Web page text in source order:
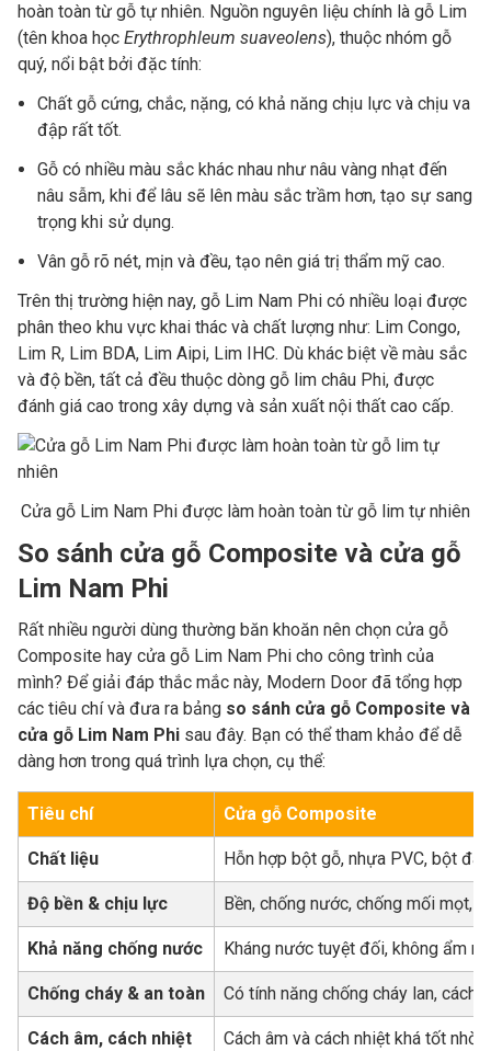
hoàn toàn từ gỗ tự nhiên. Nguồn nguyên liệu chính là gỗ Lim
(tên khoa học Erythrophleum suaveolens), thuộc nhóm gỗ
quý, nổi bật bởi đặc tính:
Chất gỗ cứng, chắc, nặng, có khả năng chịu lực và chịu va
đập rất tốt.
Gỗ có nhiều màu sắc khác nhau như nâu vàng nhạt đến
nâu sẫm, khi để lâu sẽ lên màu sắc trầm hơn, tạo sự sang
trọng khi sử dụng.
Vân gỗ rõ nét, mịn và đều, tạo nên giá trị thẩm mỹ cao.
Trên thị trường hiện nay, gỗ Lim Nam Phi có nhiều loại được
phân theo khu vực khai thác và chất lượng như: Lim Congo,
Lim R, Lim BDA, Lim Aipi, Lim IHC. Dù khác biệt về màu sắc
và độ bền, tất cả đều thuộc dòng gỗ lim châu Phi, được
đánh giá cao trong xây dựng và sản xuất nội thất cao cấp.
Cửa gỗ Lim Nam Phi được làm hoàn toàn từ gỗ lim tự nhiên
So sánh cửa gỗ Composite và cửa gỗ
Lim Nam Phi
Rất nhiều người dùng thường băn khoăn nên chọn cửa gỗ
Composite hay cửa gỗ Lim Nam Phi cho công trình của
mình? Để giải đáp thắc mắc này, Modern Door đã tổng hợp
các tiêu chí và đưa ra bảng so sánh cửa gỗ Composite và
cửa gỗ Lim Nam Phi sau đây. Bạn có thể tham khảo để dễ
dàng hơn trong quá trình lựa chọn, cụ thể:
Tiêu chí Cửa gỗ Composite
Chất liệu Hỗn hợp bột gỗ, nhựa PVC, bột
Độ bền & chịu lực Bền, chống nước, chống mối mọt,
Khả năng chống nước Kháng nước tuyệt đối, không ẩm
Chống cháy & an toàn Có tính năng chống cháy lan, cách
Cách âm, cách nhiệt Cách âm và cách nhiệt khá tốt